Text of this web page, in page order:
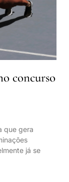
concurso
que gera
já se